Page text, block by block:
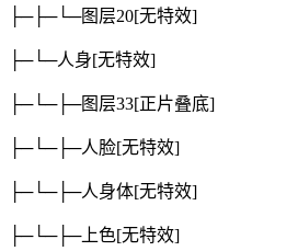
├─├─└─图层20[无特效]
├─└─人身[无特效]
├─└─├─图层33[正片叠底]
├─└─├─人脸[无特效]
├─└─├─人身体[无特效]
├─└─├─上色[无特效]